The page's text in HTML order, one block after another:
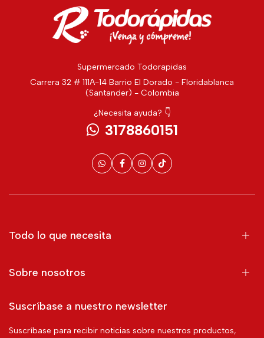
Supermercado Todorapidas
Carrera 32 # 111A-14 Barrio El Dorado - Floridablanca
(Santander) - Colombia
¿Necesita ayuda? 👇
3178860151
Todo lo que necesita
Sobre nosotros
Suscríbase a nuestro newsletter
Suscríbase para recibir noticias sobre nuestros productos,